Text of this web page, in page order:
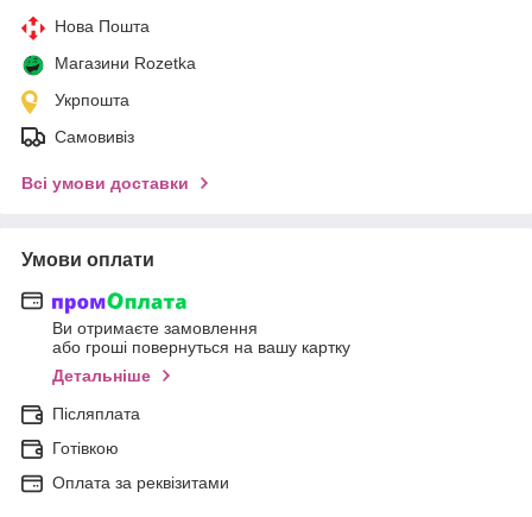
Нова Пошта
Магазини Rozetka
Укрпошта
Самовивіз
Всі умови доставки
Умови оплати
Ви отримаєте замовлення
або гроші повернуться на вашу картку
Детальніше
Післяплата
Готівкою
Оплата за реквізитами